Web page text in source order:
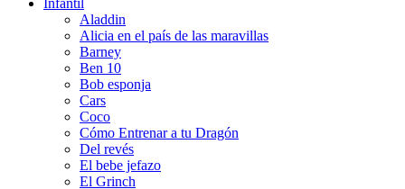
Aladdin
Alicia en el país de las maravillas
Barney
Ben 10
Bob esponja
Cars
Coco
Cómo Entrenar a tu Dragón
Del revés
El bebe jefazo
El Grinch